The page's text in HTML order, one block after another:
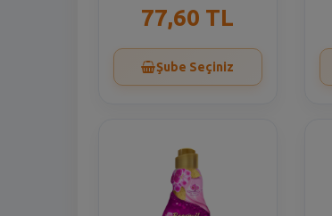
77,60 TL
Şube Seçiniz